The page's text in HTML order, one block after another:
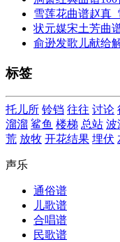
雪莲花曲谱赵真
状元媒宋土芳曲
俞逊发歌儿献给
标签
托儿所 铃铛 往往 讨论
溜溜 鲨鱼 楼梯 总站 波
荒 放牧 开花结果 埋伏
声乐
通俗谱
儿歌谱
合唱谱
民歌谱